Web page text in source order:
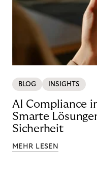
BLOG INSIGHTS
AI Compliance
Smarte
Sicherheit
MEHR LESEN